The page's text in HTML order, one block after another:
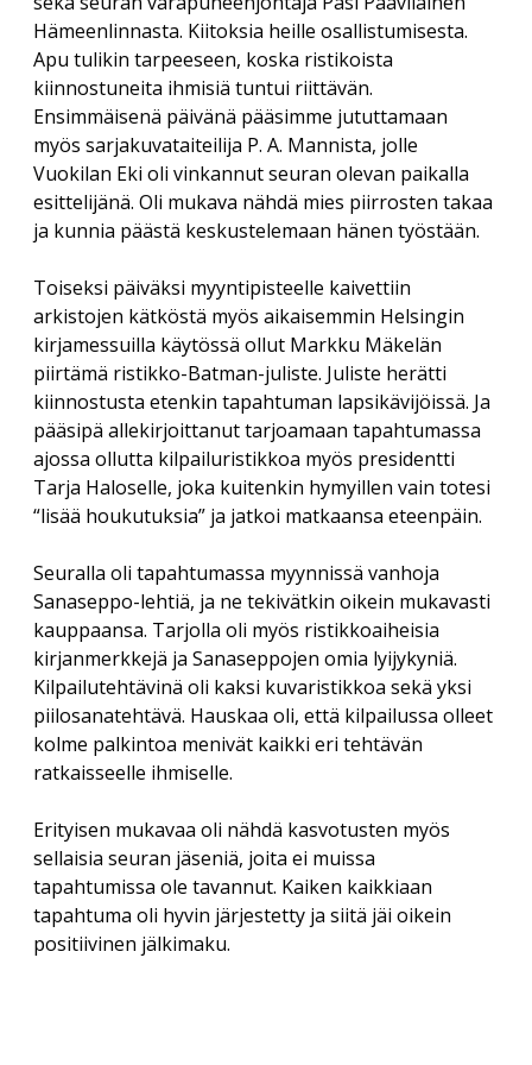
Vuosikokous 2017
Helsingin kirjamessut
Sanasepot koulun penkillä
Paikalliskerhovetäjien tapaaminen 2018
Paikalliskerhovetäjien tapaaminen 2017
Paikalliskerhovetäjien tapaaminen 2013
Veikko Sonninen: Vaakasuoraan: Copyright (13 kirjainta)
Jukka Voipio: Fakkisanakisan satoa
Jussi Kokkonen: Satu leivättömän pöydän äärestä
Veikko Nurmi: Epäitsenäiset “sanat”
RIITTA ASIKAINEN 1955-2013
ERKKI A. JAUHIAINEN 1946-2018
HANNES TIIRA 1955-2019
PAAVO IISAKKI LUKKAROINEN 1930-2019
TUULI RAUVOLA 1949-2023
Yhdistyksen säännöt
Rekisteriseloste
Tietosuojaseloste
Hämeenlinnasta. Kiitoksia heille osallistumisesta.
Apu tulikin tarpeeseen, koska ristikoista
kiinnostuneita ihmisiä tuntui riittävän.
Ensimmäisenä päivänä pääsimme jututtamaan
myös sarjakuvataiteilija P. A. Mannista, jolle
Vuokilan Eki oli vinkannut seuran olevan paikalla
esittelijänä. Oli mukava nähdä mies piirrosten takaa
ja kunnia päästä keskustelemaan hänen työstään.
Toiseksi päiväksi myyntipisteelle kaivettiin
arkistojen kätköstä myös aikaisemmin Helsingin
kirjamessuilla käytössä ollut Markku Mäkelän
piirtämä ristikko-Batman-juliste. Juliste herätti
kiinnostusta etenkin tapahtuman lapsikävijöissä. Ja
pääsipä allekirjoittanut tarjoamaan tapahtumassa
ajossa ollutta kilpailuristikkoa myös presidentti
Tarja Haloselle, joka kuitenkin hymyillen vain totesi
“lisää houkutuksia” ja jatkoi matkaansa eteenpäin.
Seuralla oli tapahtumassa myynnissä vanhoja
Sanaseppo-lehtiä, ja ne tekivätkin oikein mukavasti
kauppaansa. Tarjolla oli myös ristikkoaiheisia
kirjanmerkkejä ja Sanaseppojen omia lyijykyniä.
Kilpailutehtävinä oli kaksi kuvaristikkoa sekä yksi
piilosanatehtävä. Hauskaa oli, että kilpailussa olleet
kolme palkintoa menivät kaikki eri tehtävän
ratkaisseelle ihmiselle.
Erityisen mukavaa oli nähdä kasvotusten myös
sellaisia seuran jäseniä, joita ei muissa
tapahtumissa ole tavannut. Kaiken kaikkiaan
tapahtuma oli hyvin järjestetty ja siitä jäi oikein
positiivinen jälkimaku.